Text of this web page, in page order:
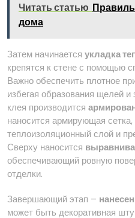
Читать статью
дома
Затем начинается укладка
крепятся к стене с помощью
Важно обеспечить плотное
избегая образования щелей
клея производится
наносится армирующая сетка,
теплоизоляционный слой и
Сверху наносится
обеспечивающий ровную
отделки.
Завершающий этап –
может быть декоративная